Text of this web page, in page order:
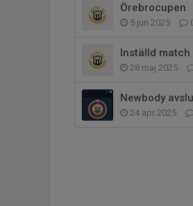
Örebrocupen
5 jun 2025
Inställd match
28 maj 2025
Newbody
24 apr 2025